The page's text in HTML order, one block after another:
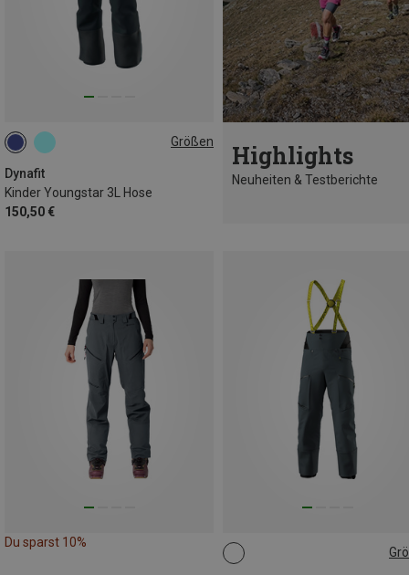
Größen
Dynafit
Kinder Youngstar 3L Hose
150,50 €
128 Highlights
Neuheiten & Testberichte
Du sparst 10%
S